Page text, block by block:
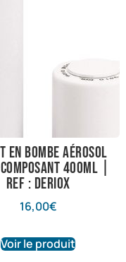
en bombe aérosol
400ML |
Ref : Deriox
16,00€
Voir le produit